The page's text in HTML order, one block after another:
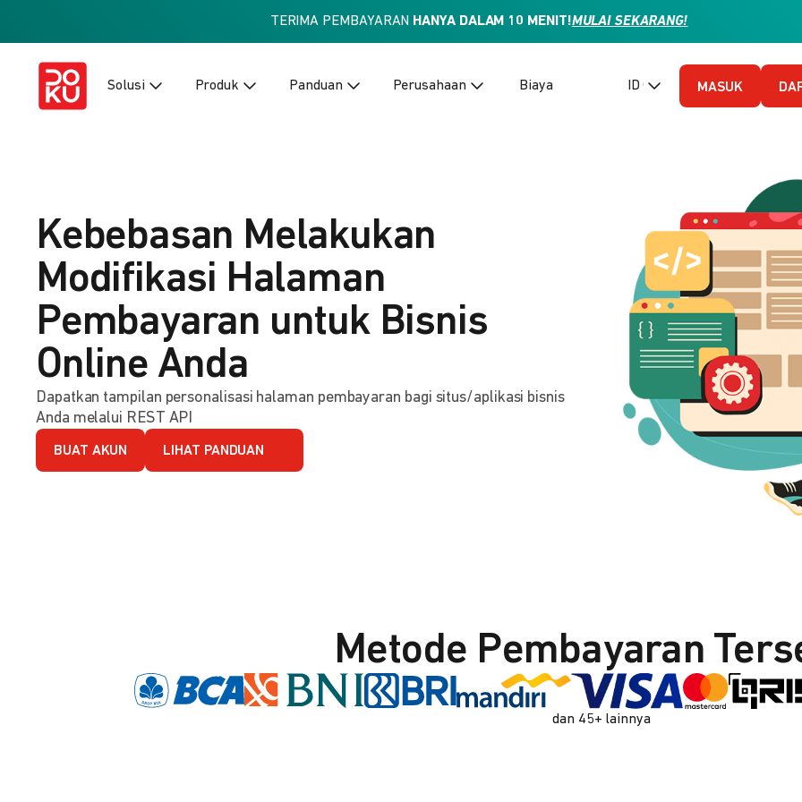
TERIMA PEMBAYARAN HANYA DALAM 10 MENIT!MULAI SEKARANG!
Solusi Produk Panduan Perusahaan Biaya ID (Bahasa Indonesia)
MASUK
Kebebasan Melakukan
Modifikasi Halaman
Pembayaran untuk Bisnis
Online Anda
Dapatkan tampilan personalisasi halaman pembayaran bagi situs/aplikasi bisnis
Anda melalui REST API
BUAT AKUN LIHAT PANDUAN
Metode Pembayaran
dan 45+ lainnya